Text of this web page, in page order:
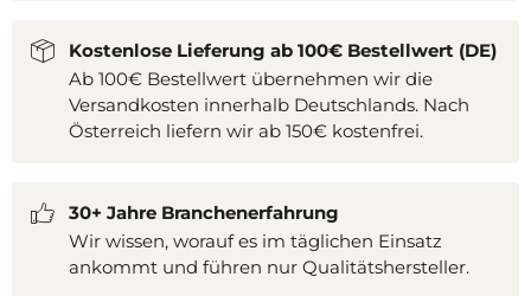
Kostenlose Lieferung ab 100€ Bestellwert (DE)
Ab 100€ Bestellwert übernehmen wir die
Versandkosten innerhalb Deutschlands. Nach
Österreich liefern wir ab 150€ kostenfrei.
30+ Jahre Branchenerfahrung
Wir wissen, worauf es im täglichen Einsatz
ankommt und führen nur Qualitätshersteller.